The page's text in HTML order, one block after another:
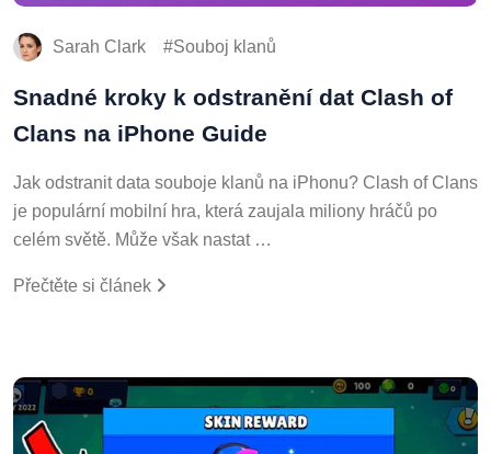
Sarah Clark Souboj klanů
Snadné kroky k odstranění dat Clash of
Clans na iPhone Guide
Jak odstranit data souboje klanů na iPhonu? Clash of Clans
je populární mobilní hra, která zaujala miliony hráčů po
celém světě. Může však nastat …
Přečtěte si článek